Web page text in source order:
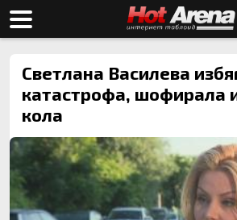
Светлана Василева
катастрофа, шофирала
кола